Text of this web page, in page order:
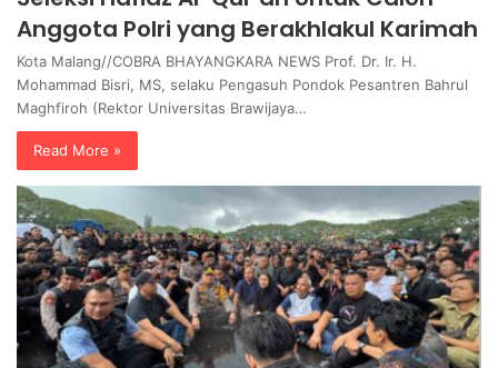
Anggota Polri yang Berakhlakul Karimah
Kota Malang//COBRA BHAYANGKARA NEWS Prof. Dr. Ir. H.
Mohammad Bisri, MS, selaku Pengasuh Pondok Pesantren Bahrul
Maghfiroh (Rektor Universitas Brawijaya…
Read More »